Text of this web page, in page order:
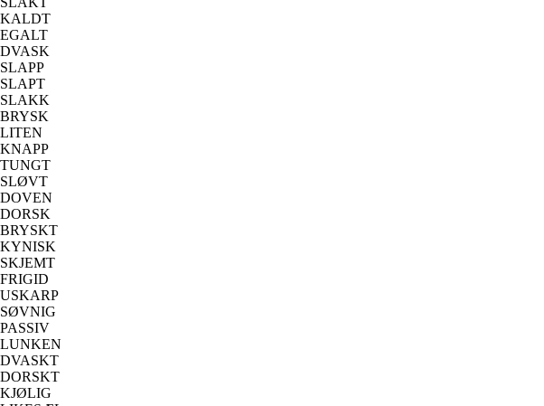
KALDT
EGALT
DVASK
SLAPP
SLAPT
SLAKK
BRYSK
LITEN
KNAPP
TUNGT
SLØVT
DOVEN
DORSK
BRYSKT
KYNISK
SKJEMT
FRIGID
USKARP
SØVNIG
PASSIV
LUNKEN
DVASKT
DORSKT
KJØLIG